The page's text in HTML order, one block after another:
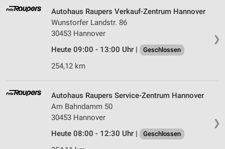
❯
Autohaus Raupers Verkauf-Zentrum Hannover
Wunstorfer Landstr. 86
30453 Hannover
Heute 09:00 - 13:00 Uhr |
Geschlossen
254,12 km
❯
Autohaus Raupers Service-Zentrum Hannover
Am Bahndamm 50
30453 Hannover
Heute 08:00 - 12:30 Uhr |
Geschlossen